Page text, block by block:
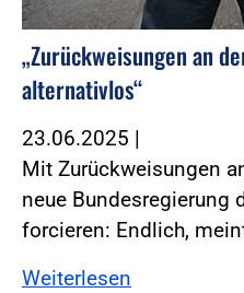
„Zurückweisungen an
alternativlos“
23.06.2025 |
Mit Zurückweisungen
neue Bundesregierung
forcieren: Endlich,
Weiterlesen